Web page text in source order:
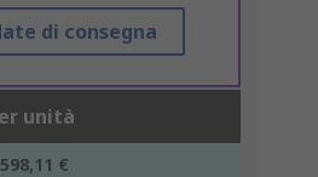
di consegna
unità
€